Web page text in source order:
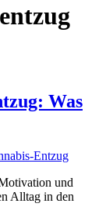
Was
und
Alltag in den